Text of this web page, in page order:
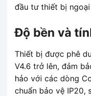
đầu tư thiết bị
Độ bền và
Thiết bị được phê
V4.6 trở lên, đảm
hảo với các dòng
chuẩn bảo vệ IP20,